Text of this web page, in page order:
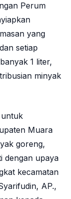
Perum
yang
setiap
1 liter,
minyak
untuk
Muara
goreng,
dengan upaya
kecamatan
AP.,